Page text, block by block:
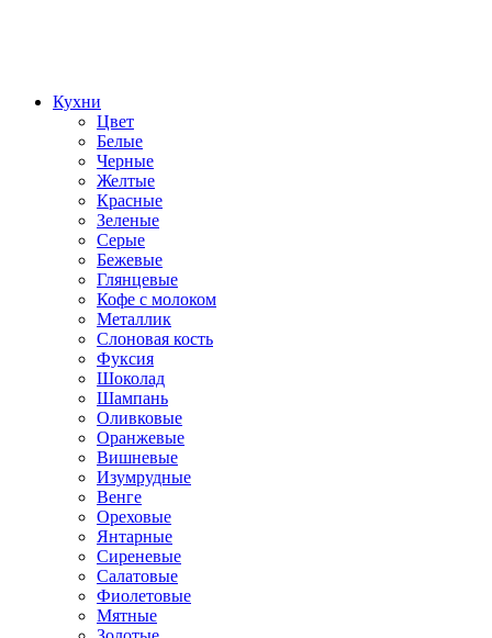
Кухни
Цвет
Белые
Черные
Желтые
Красные
Зеленые
Серые
Бежевые
Глянцевые
Кофе с молоком
Металлик
Слоновая кость
Фуксия
Шоколад
Шампань
Оливковые
Оранжевые
Вишневые
Изумрудные
Венге
Ореховые
Янтарные
Сиреневые
Салатовые
Фиолетовые
Мятные